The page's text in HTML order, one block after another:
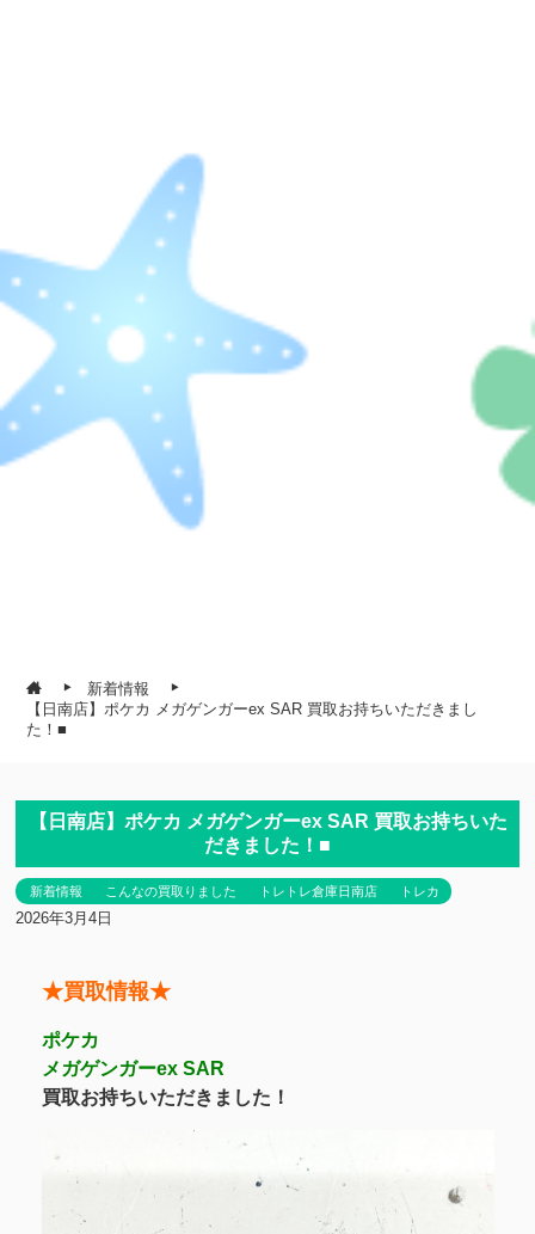
新着情報
【日南店】ポケカ メガゲンガーex SAR 買取お持ちいただきまし
た！■
【日南店】ポケカ メガゲンガーex SAR 買取お持ちいた
だきました！■
新着情報 こんなの買取りました トレトレ倉庫日南店 トレカ
2026年3月4日
★買取情報★
ポケカ
メガゲンガーex SAR
買取お持ちいただきました！